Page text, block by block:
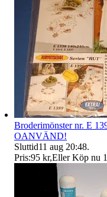
Broderimönster nr. E
OANVÄND!
Sluttid11 aug 20:48.
Pris:95 kr,Eller Köp nu